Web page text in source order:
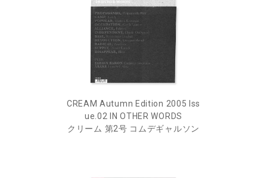
CREAM Autumn Edition 2005 Iss
ue.02 IN OTHER WORDS
クリーム 第2号 コムデギャルソン